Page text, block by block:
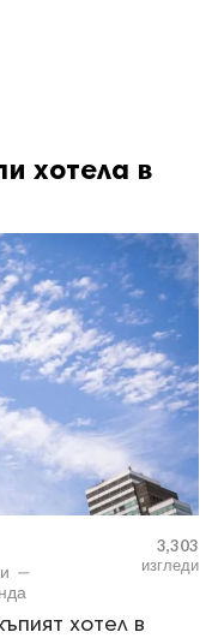
хотела в
—
3,303
изгледи
хотел в